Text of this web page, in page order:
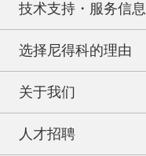
技术支持・服务信息
选择尼得科的理由
关于我们
人才招聘